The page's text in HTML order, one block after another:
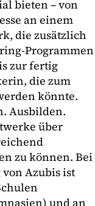
bieten – von
an einem
die zusätzlich
Programmen
zur fertig
die zum
könnte.
Ausbilden.
über
zu können. Bei
Azubis ist
und an